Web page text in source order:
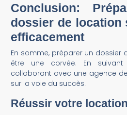
Conclusion:
dossier de location
efficacement
En somme, préparer un
être une corvée. En
collaborant avec une agence
sur la voie du succès.
Réussir votre